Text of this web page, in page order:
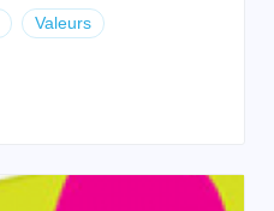
Valeurs